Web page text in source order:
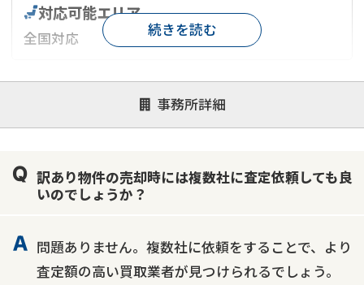
事務所詳細
対応可能エリア
全国対応
対応が親身 オンライン面談可能
レスポンスが早い
1億円以上の買取可
続きを読む
訳あり物件の売却時には複数社に査定依頼しても良
いのでしょうか？
問題ありません。複数社に依頼をすることで、より
査定額の高い買取業者が見つけられるでしょう。